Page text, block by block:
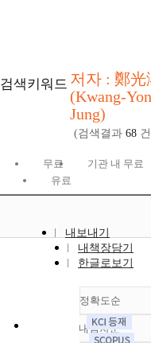
검색키워드 저자 : 鄭光
(Kwang-
Jung)
(검색결과 68
무료
기관 내 무료
유료
내보내기
내책장담기
한글로보기
정확도순
정확도
내림차순